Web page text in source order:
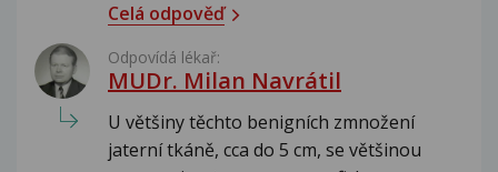
Celá odpověď
Odpovídá lékař:
MUDr. Milan Navrátil
U většiny těchto benigních zmnožení
jaterní tkáně, cca do 5 cm, se většinou